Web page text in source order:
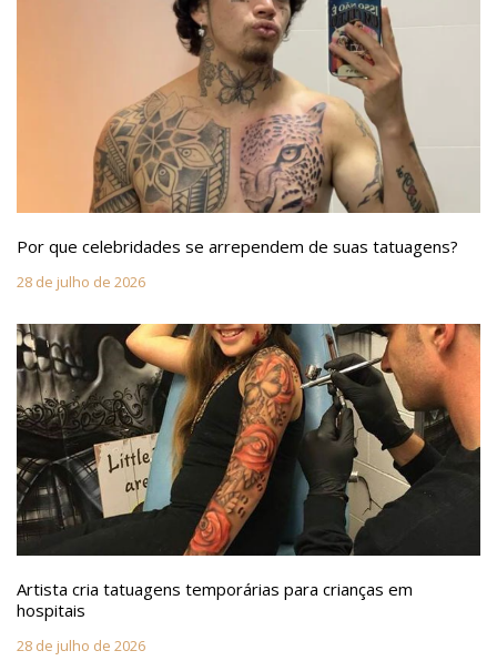
Por que celebridades se arrependem de suas tatuagens?
28 de julho de 2026
Artista cria tatuagens temporárias para crianças em
hospitais
28 de julho de 2026